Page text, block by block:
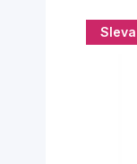
Sleva